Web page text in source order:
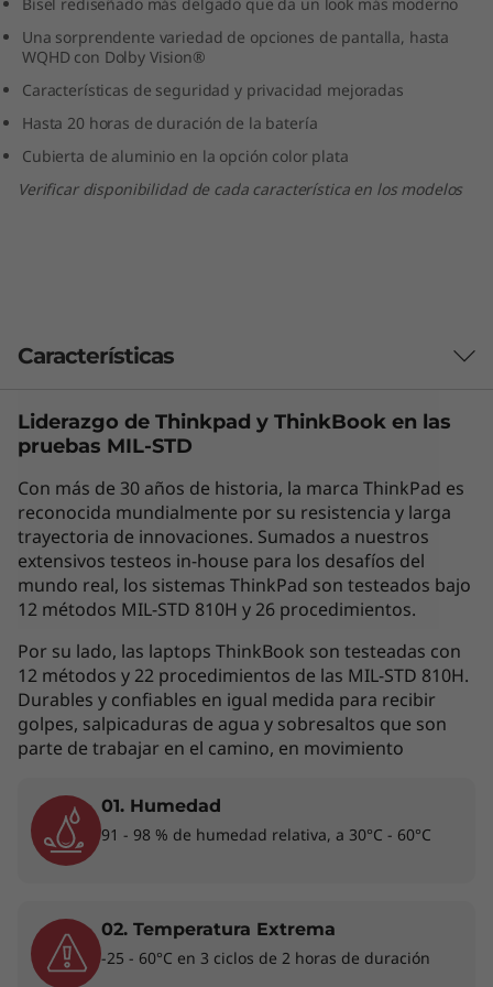
e
l
)
Una sorprendente variedad de opciones de pantalla, hasta
WQHD con Dolby Vision®
Características de seguridad y privacidad mejoradas
Hasta 20 horas de duración de la batería
Cubierta de aluminio en la opción color plata
Verificar disponibilidad de cada característica en los modelos
Características
Actúa bajo tus órdenes
los países), puedes enviar comandos por voz a
tu T490s desde el otro lado de la habitación.
Los micrófonos integrados de largo alcance
garantizan que tu voz tenga el peso que
merece. Di lo que piensas e impulsa tu
productividad al mismo tiempo.
Liderazgo de Thinkpad y ThinkBook en las
pruebas MIL-STD
Con más de 30 años de historia, la marca ThinkPad es
reconocida mundialmente por su resistencia y larga
trayectoria de innovaciones. Sumados a nuestros
extensivos testeos in-house para los desafíos del
mundo real, los sistemas ThinkPad son testeados bajo
12 métodos MIL-STD 810H y 26 procedimientos.
Por su lado, las laptops ThinkBook son testeadas con
12 métodos y 22 procedimientos de las MIL-STD 810H.
Durables y confiables en igual medida para recibir
golpes, salpicaduras de agua y sobresaltos que son
parte de trabajar en el camino, en movimiento
01. Humedad
91 - 98 % de humedad relativa, a 30°C - 60°C
02. Temperatura Extrema
-25 - 60°C en 3 ciclos de 2 horas de duración